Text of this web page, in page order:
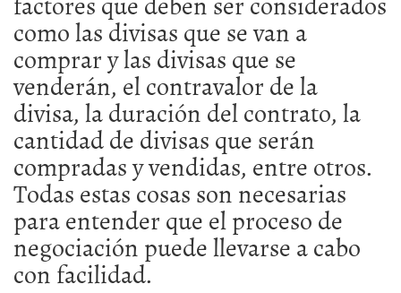
como las divisas que se van a
comprar y las divisas que se
venderán, el contravalor de la
divisa, la duración del contrato, la
cantidad de divisas que serán
compradas y vendidas, entre otros.
Todas estas cosas son necesarias
para entender que el proceso de
negociación puede llevarse a cabo
con facilidad.